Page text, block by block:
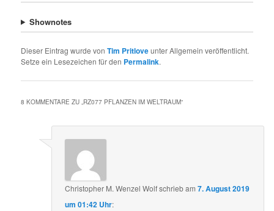
Shownotes
Dieser Eintrag wurde vonTim Pritloveunter Allgemein veröffentlicht.
Setze ein Lesezeichen für den Permalink.
8 KOMMENTARE ZU „ RZ077 PFLANZEN IM WELTRAUM“
Christopher M. Wenzel Wolfschriebam7. August 2019
um 01:42 Uhr: